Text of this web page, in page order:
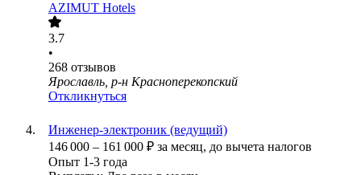
AZIMUT Hotels
3.7
•
268 отзывов
Ярославль, р-н Красноперекопский
Откликнуться
Инженер-электроник (ведущий)
146 000 – 161 000 ₽ за месяц, до вычета налогов
Опыт 1-3 года